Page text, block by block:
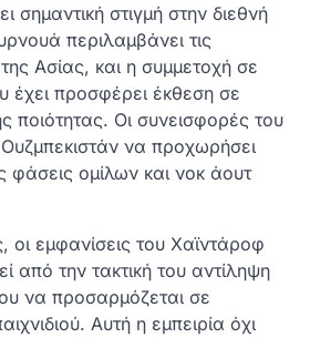
σημαντική στιγμή στην διεθνή
περιλαμβάνει τις
Ασίας, και η συμμετοχή σε
έχει προσφέρει έκθεση σε
ποιότητας. Οι συνεισφορές του
να προχωρήσει
ομίλων και νοκ άουτ
οι εμφανίσεις του Χαϊντάροφ
από την τακτική του αντίληψη
να προσαρμόζεται σε
Αυτή η εμπειρία όχι